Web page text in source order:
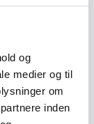
og
medier og til
om
inden
Kampala
-
& miljø før